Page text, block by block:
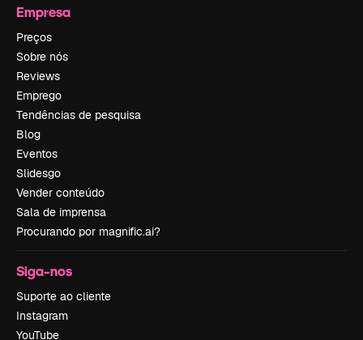
Empresa
Preços
Sobre nós
Reviews
Emprego
Tendências de pesquisa
Blog
Eventos
Slidesgo
Vender conteúdo
Sala de imprensa
Procurando por magnific.ai?
Siga-nos
Suporte ao cliente
Instagram
YouTube